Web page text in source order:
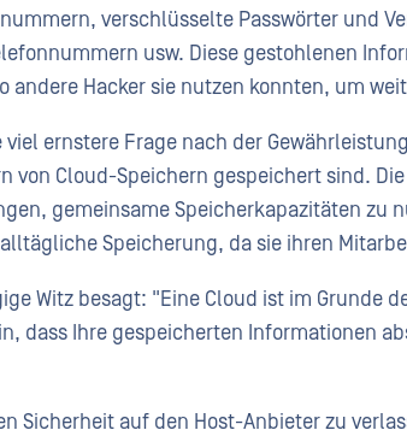
verschlüsselte Passwörter und
usw. Diese gestohlenen
andere Hacker sie nutzen konnten, um
viel ernstere Frage nach der
von Cloud-Speichern gespeichert sind.
gemeinsame Speicherkapazitäten zu
Speicherung, da sie ihren
Witz besagt: "Eine Cloud ist im Grunde
dass Ihre gespeicherten Informationen
Sicherheit auf den Host-Anbieter zu